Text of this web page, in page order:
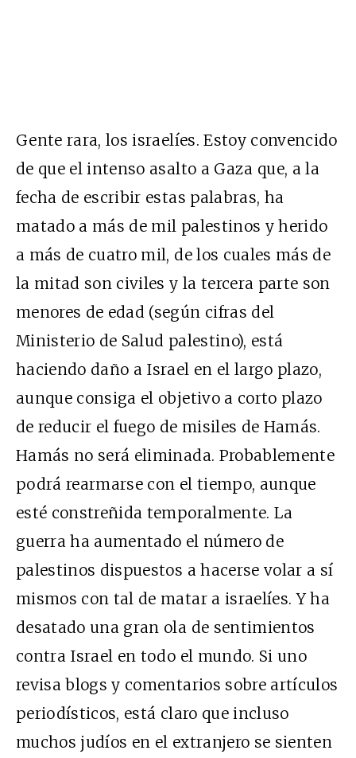
Gente rara, los israelíes. Estoy convencido
de que el intenso asalto a Gaza que, a la
fecha de escribir estas palabras, ha
matado a más de mil palestinos y herido
a más de cuatro mil, de los cuales más de
la mitad son civiles y la tercera parte son
menores de edad (según cifras del
Ministerio de Salud palestino), está
haciendo daño a Israel en el largo plazo,
aunque consiga el objetivo a corto plazo
de reducir el fuego de misiles de Hamás.
Hamás no será eliminada. Probablemente
podrá rearmarse con el tiempo, aunque
esté constreñida temporalmente. La
guerra ha aumentado el número de
palestinos dispuestos a hacerse volar a sí
mismos con tal de matar a israelíes. Y ha
desatado una gran ola de sentimientos
contra Israel en todo el mundo. Si uno
revisa blogs y comentarios sobre artículos
periodísticos, está claro que incluso
muchos judíos en el extranjero se sienten